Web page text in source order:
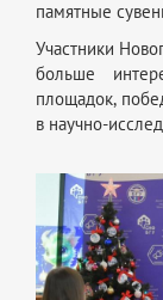
памятные
Участники
больше
площадок,
в научно-